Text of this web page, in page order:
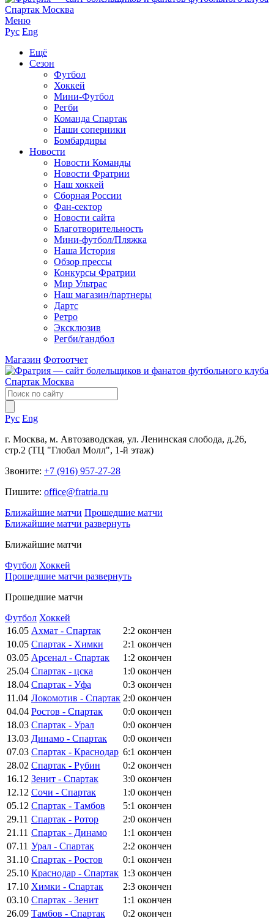
Меню
Рус Eng
Ещё
Сезон
Футбол
Хоккей
Мини-Футбол
Регби
Команда Спартак
Наши соперники
Бомбардиры
Новости
Новости Команды
Новости Фратрии
Наш хоккей
Сборная России
Фан-cектор
Новости сайта
Благотворительность
Мини-футбол/Пляжка
Наша История
Обзор прессы
Конкурсы Фратрии
Мир Ультрас
Наш магазин/партнеры
Дартс
Ретро
Эксклюзив
Регби/гандбол
Магазин Фотоотчет
Рус Eng
г. Москва, м. Автозаводская, ул. Ленинская слобода, д.26,
стр.2 (ТЦ "Глобал Молл", 1-й этаж)
Звоните: +7 (916) 957-27-28
Пишите: office@fratria.ru
Ближайшие матчи Прошедшие матчи
Ближайшие матчи развернуть
Ближайшие матчи
Футбол Хоккей
Прошедшие матчи развернуть
Прошедшие матчи
Футбол Хоккей
16.05 Ахмат - Спартак 2:2 окончен
10.05 Спартак - Химки 2:1 окончен
03.05 Арсенал - Спартак 1:2 окончен
25.04 Спартак - цска 1:0 окончен
18.04 Спартак - Уфа 0:3 окончен
11.04 Локомотив - Спартак 2:0 окончен
04.04 Ростов - Спартак 0:0 окончен
18.03 Спартак - Урал 0:0 окончен
13.03 Динамо - Спартак 0:0 окончен
07.03 Спартак - Краснодар 6:1 окончен
28.02 Спартак - Рубин 0:2 окончен
16.12 Зенит - Спартак 3:0 окончен
12.12 Сочи - Спартак 1:0 окончен
05.12 Спартак - Тамбов 5:1 окончен
29.11 Спартак - Ротор 2:0 окончен
21.11 Спартак - Динамо 1:1 окончен
07.11 Урал - Спартак 2:2 окончен
31.10 Спартак - Ростов 0:1 окончен
25.10 Краснодар - Спартак 1:3 окончен
17.10 Химки - Спартак 2:3 окончен
03.10 Спартак - Зенит 1:1 окончен
26.09 Тамбов - Спартак 0:2 окончен